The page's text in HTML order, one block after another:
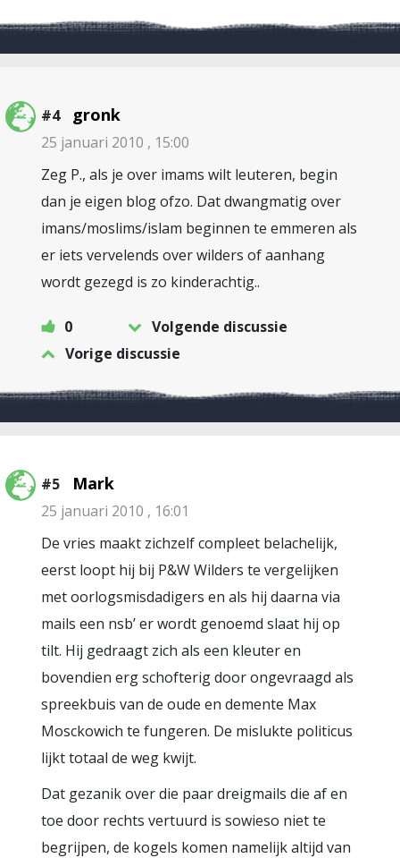
#4 gronk
25 januari 2010 , 15:00
Zeg P., als je over imams wilt leuteren, begin
dan je eigen blog ofzo. Dat dwangmatig over
imans/moslims/islam beginnen te emmeren als
er iets vervelends over wilders of aanhang
wordt gezegd is zo kinderachtig..
0
Volgende discussie
Vorige discussie
#5 Mark
25 januari 2010 , 16:01
De vries maakt zichzelf compleet belachelijk,
eerst loopt hij bij P&W Wilders te vergelijken
met oorlogsmisdadigers en als hij daarna via
mails een nsb’ er wordt genoemd slaat hij op
tilt. Hij gedraagt zich als een kleuter en
bovendien erg schofterig door ongevraagd als
spreekbuis van de oude en demente Max
Mosckowich te fungeren. De mislukte politicus
lijkt totaal de weg kwijt.
Dat gezanik over die paar dreigmails die af en
toe door rechts vertuurd is sowieso niet te
begrijpen, de kogels komen namelijk altijd van